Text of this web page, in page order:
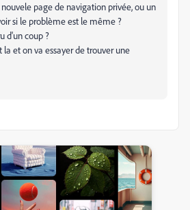
page de navigation privée, ou un
si le problème est le même ?
d'un coup ?
la et on va essayer de trouver une